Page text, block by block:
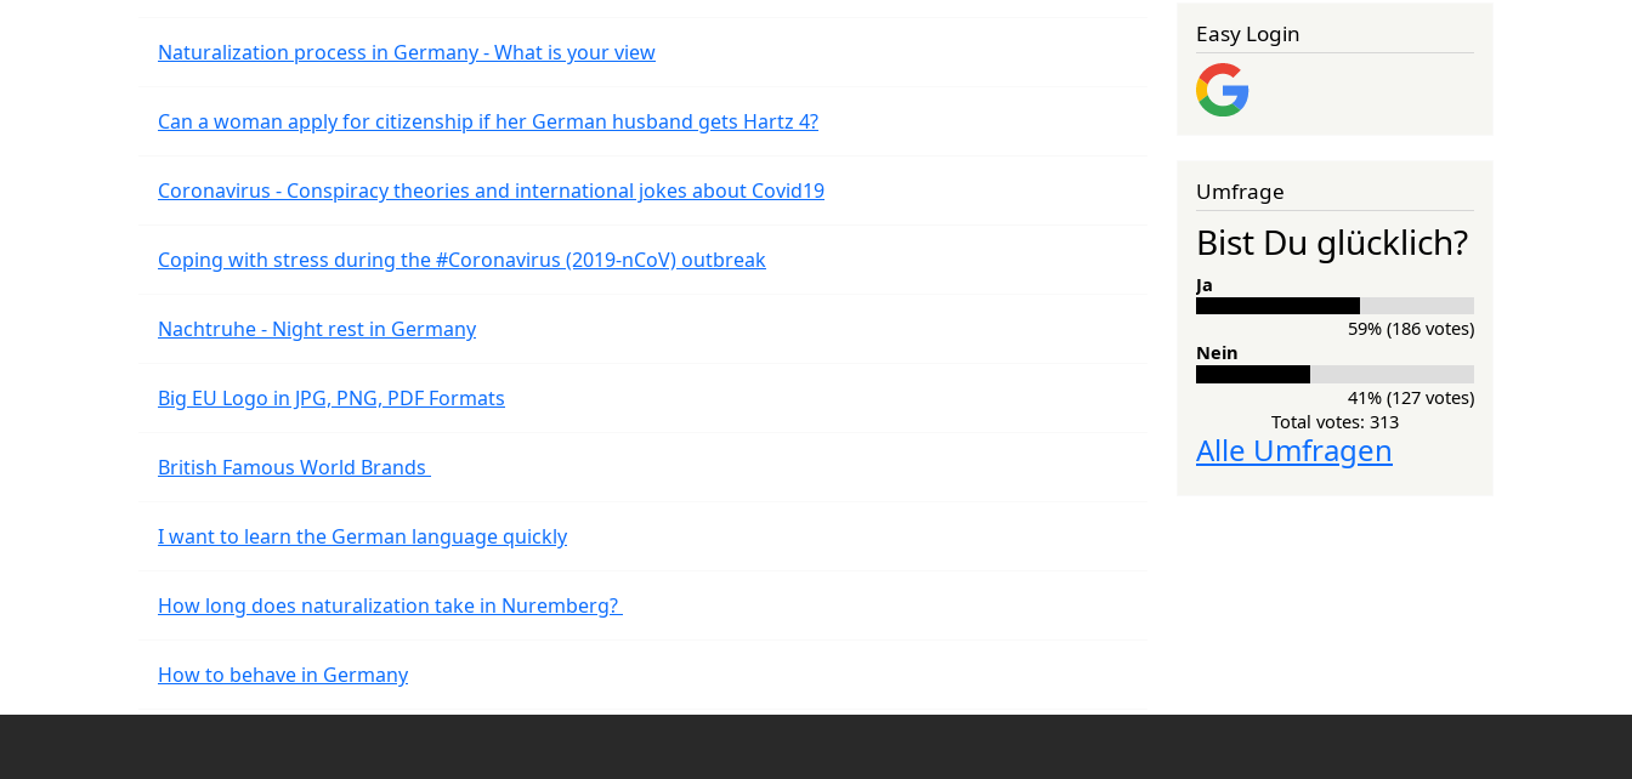
Naturalization process in Germany - What is your view
Can a woman apply for citizenship if her German husband gets Hartz 4?
Coronavirus - Conspiracy theories and international jokes about Covid19
Coping with stress during the #Coronavirus (2019-nCoV) outbreak
Nachtruhe - Night rest in Germany
Big EU Logo in JPG, PNG, PDF Formats
British Famous World Brands
I want to learn the German language quickly
How long does naturalization take in Nuremberg?
How to behave in Germany
Easy Login
Umfrage
Bist Du glücklich?
Ja
59% (186 votes)
Nein
41% (127 votes)
Total votes: 313
Alle Umfragen